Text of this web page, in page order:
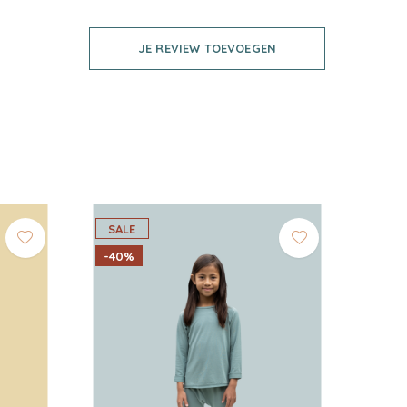
JE REVIEW TOEVOEGEN
SALE
-40%